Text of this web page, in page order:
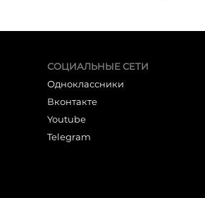
СОЦИАЛЬНЫЕ СЕТИ
Одноклассники
Вконтакте
Youtube
Telegram